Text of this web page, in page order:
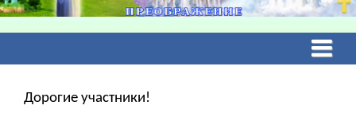
Дорогие участники!